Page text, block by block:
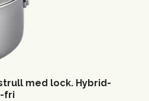
med lock. Hybrid-
fri